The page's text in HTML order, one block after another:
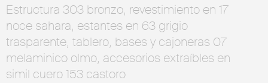
Estructura 303 bronzo, revestimiento en 17
noce sahara, estantes en 63 grigio
trasparente, tablero, bases y cajoneras 07
melaminico olmo, accesorios extraíbles en
simil cuero 153 castoro